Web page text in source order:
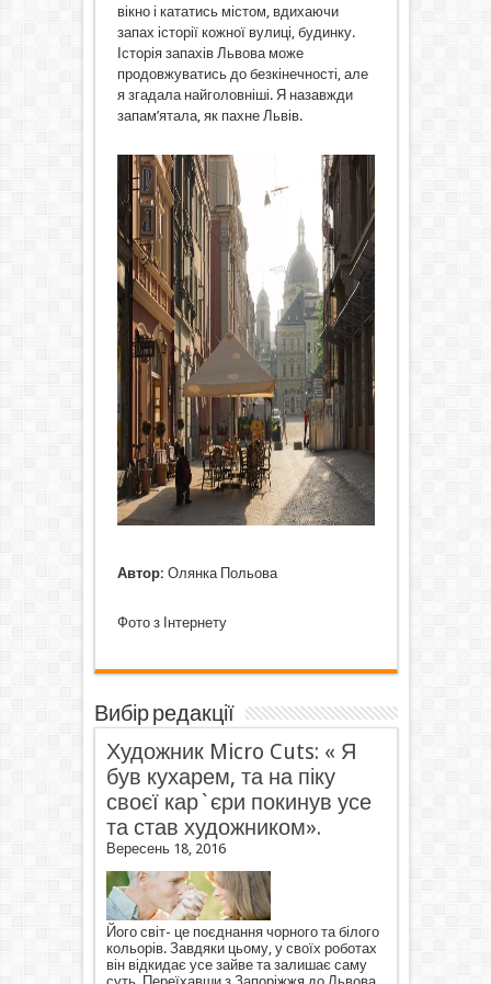
вікно і кататись містом, вдихаючи
запах історії кожної вулиці, будинку.
Історія запахів Львова може
продовжуватись до безкінечності, але
я згадала найголовніші. Я назавжди
запам’ятала, як пахне Львів.
Автор: Олянка Польова
Фото з Інтернету
Вибір редакції
Художник Micro Cuts: « Я
був кухарем, та на піку
своєї кар`єри покинув усе
та став художником».
Вересень 18, 2016
Його світ- це поєднання чорного та білого
кольорів. Завдяки цьому, у своїх роботах
він відкидає усе зайве та залишає саму